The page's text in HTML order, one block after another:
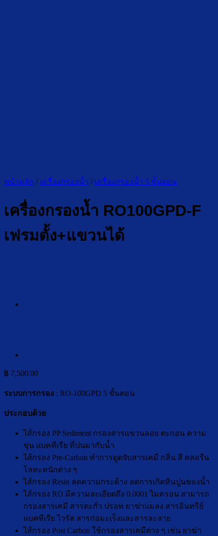
หน้าหลัก / เครื่องกรองน้ำ / เครื่องกรองน้ำ 5 ขั้นตอน
เครื่องกรองน้ำ RO100GPD-F
เฟรมตั้ง+แขวนได้
฿ 7,500.00
ระบบการกรอง : RO-100GPD 5 ขั้นตอน
ประกอบด้วย
ไส้กรอง PP Sediment กรองสารแขวนลอย ตะกอน ความ
ขุ่น แบคทีเรีย ที่ปนมากับน้ำ
ไส้กรอง Pre-Carbon ทำการดูดจับสารเคมี กลิ่น สี คลอรีน
โลหะหนักต่าง ๆ
ไส้กรอง Resin ลดความกระด้าง ลดการเกิดหินปูนของน้ำ
ไส้กรอง RO มีความละเอียดถึง 0.0001 ไมครอน สามารถ
กรองสารเคมี สารตะกั่ว ปรอท ยาฆ่าแมลง สารอินทรีย์
แบคทีเรีย ไวรัส สารก่อมะเร็งและสารละลาย
ไส้กรอง Post Carbon ใช้กรองสารเคมีต่าง ๆ เช่น ยาฆ่า